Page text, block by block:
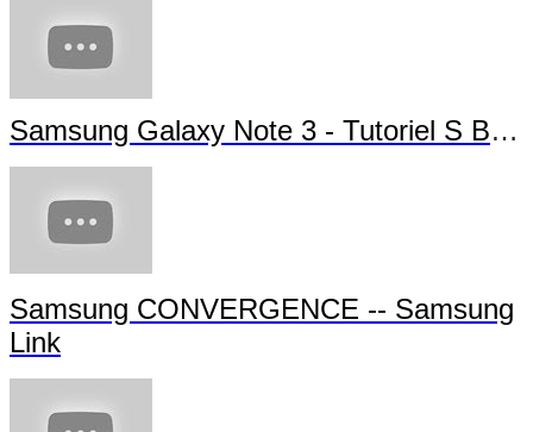
Samsung Galaxy Note 3 - Tutoriel S Beam
Samsung CONVERGENCE -- Samsung
Link